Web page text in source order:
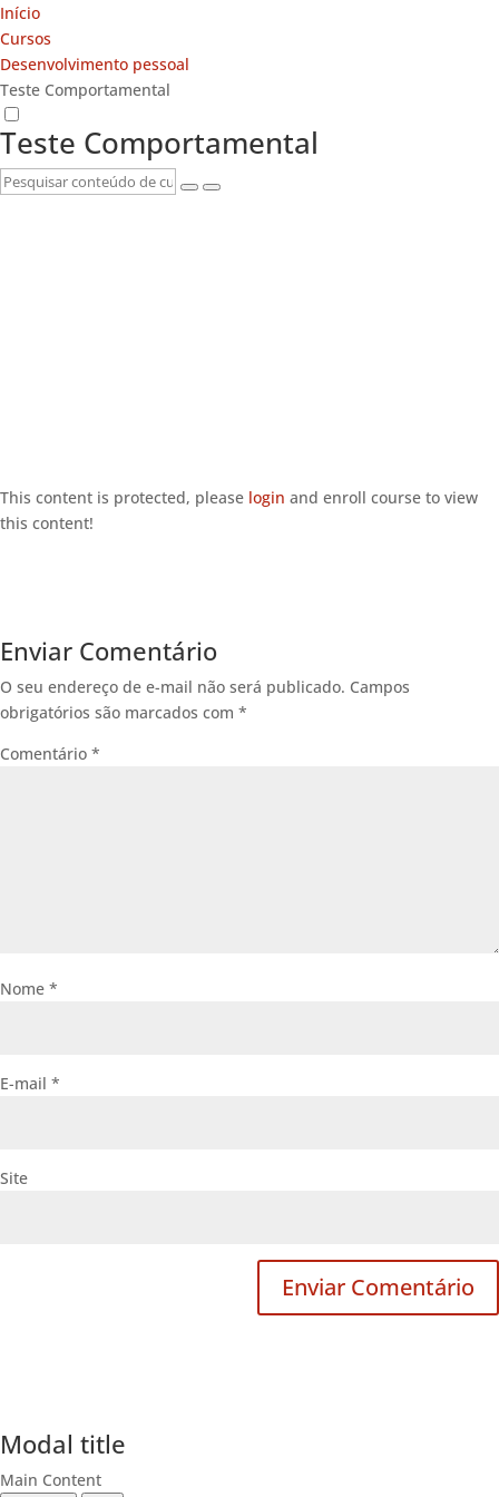
Início
Cursos
Desenvolvimento pessoal
Teste Comportamental
Teste Comportamental
This content is protected, please login and enroll course to view
this content!
Enviar Comentário
O seu endereço de e-mail não será publicado. Campos
obrigatórios são marcados com *
Comentário *
Nome *
E-mail *
Site
Modal title
Main Content